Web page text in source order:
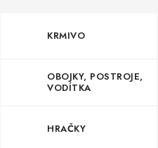
SLUŽBY
VÝMĚNA, VRÁCENÍ A
KRMIVO
OBOJKY, POSTROJE,
VODÍTKA
HRAČKY